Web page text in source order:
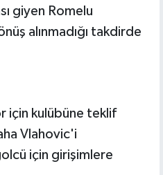
giyen Romelu
alınmadığı takdirde
için kulübüne teklif
Vlahovic'i
için girişimlere